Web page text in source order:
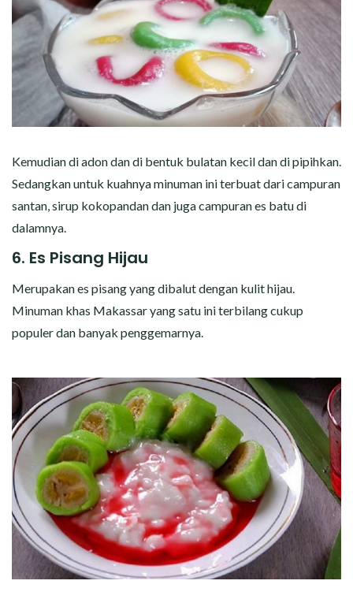
Kemudian di adon dan di bentuk bulatan kecil dan di pipihkan.
Sedangkan untuk kuahnya minuman ini terbuat dari campuran
santan, sirup kokopandan dan juga campuran es batu di
dalamnya.
6. Es Pisang Hijau
Merupakan es pisang yang dibalut dengan kulit hijau.
Minuman khas Makassar yang satu ini terbilang cukup
populer dan banyak penggemarnya.